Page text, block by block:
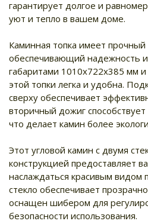
гарантирует долгое и
уют и тепло в вашем доме.
Каминная топка имеет прочный
обеспечивающий надежность
габаритами 1010х722х385 мм и
этой топки легка и удобна.
сверху обеспечивает
вторичный дожиг
что делает камин более
Этот угловой камин с двумя
конструкцией предоставляет
наслаждаться красивым видом
стекло обеспечивает
оснащен шибером для
безопасности использования.